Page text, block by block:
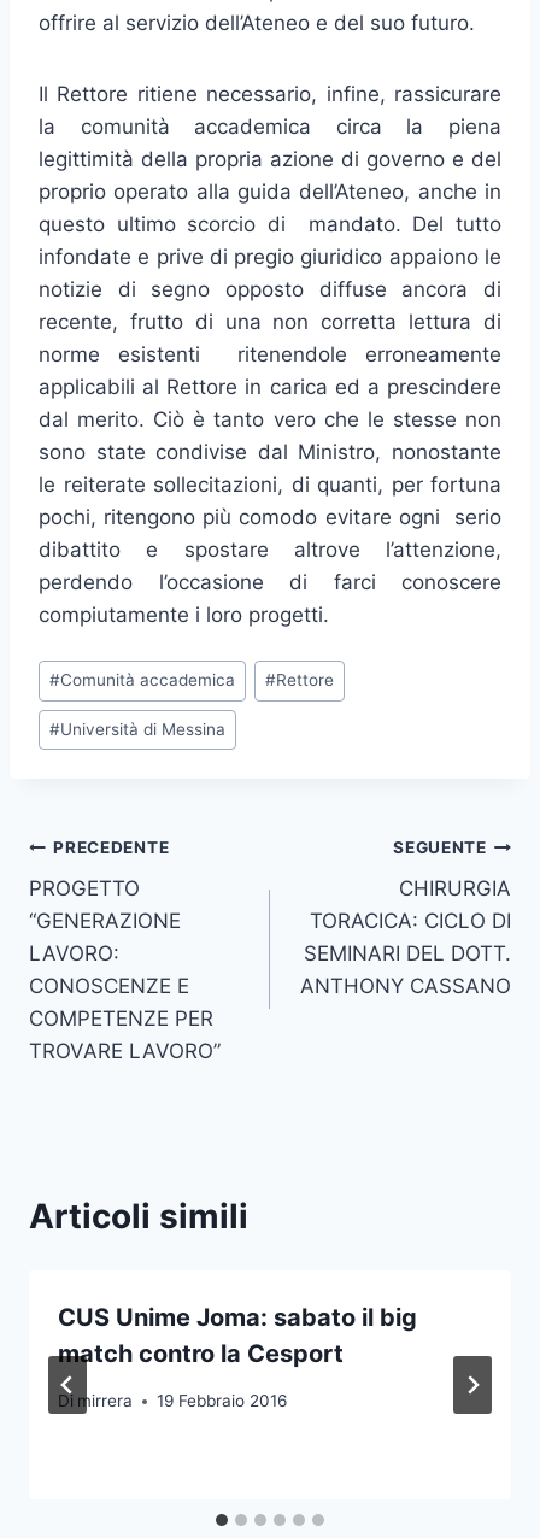
offrire al servizio dell’Ateneo e del suo futuro.
Il Rettore ritiene necessario, infine, rassicurare
la comunità accademica circa la piena
legittimità della propria azione di governo e del
proprio operato alla guida dell’Ateneo, anche in
questo ultimo scorcio di mandato. Del tutto
infondate e prive di pregio giuridico appaiono le
notizie di segno opposto diffuse ancora di
recente, frutto di una non corretta lettura di
norme esistenti ritenendole erroneamente
applicabili al Rettore in carica ed a prescindere
dal merito. Ciò è tanto vero che le stesse non
sono state condivise dal Ministro, nonostante
le reiterate sollecitazioni, di quanti, per fortuna
pochi, ritengono più comodo evitare ogni serio
dibattito e spostare altrove l’attenzione,
perdendo l’occasione di farci conoscere
compiutamente i loro progetti.
Tag
articolo:
#Comunità accademica #Rettore
#Università di Messina
Navigazione
articoli
PRECEDENTE
PROGETTO
“GENERAZIONE
LAVORO:
CONOSCENZE E
COMPETENZE PER
TROVARE LAVORO”
SEGUENTE
CHIRURGIA
TORACICA: CICLO DI
SEMINARI DEL DOTT.
ANTHONY CASSANO
Articoli simili
CUS Unime Joma: sabato il big
match contro la Cesport
Di mirrera 19 Febbraio 2016